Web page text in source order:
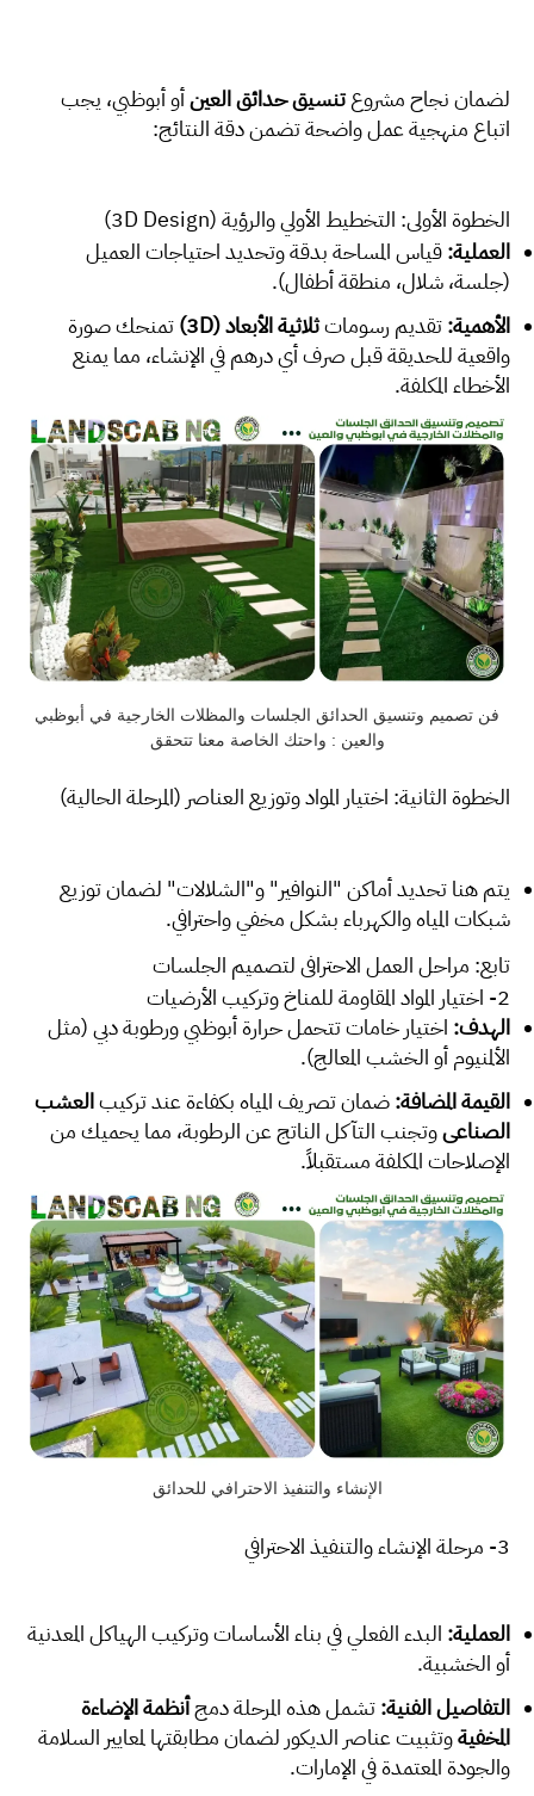
لضمان نجاح مشروعتنسيق حدائق العينأو أبوظبي، يجب
اتباع منهجية عمل واضحة تضمن دقة النتائج:
الخطوة الأولى: التخطيط الأولي والرؤية (3D Design)
العملية:قياس المساحة بدقة وتحديد احتياجات العميل
(جلسة، شلال، منطقة أطفال).
الأهمية:تقديم رسوماتثلاثية الأبعاد (3D)
تمنحك صورة
واقعية للحديقة قبل صرف أي درهم في الإنشاء، مما يمنع
الأخطاء المكلفة.
فن تصميم وتنسيق الحدائق الجلسات والمظلات الخارجية في أبوظبي
والعين : واحتك الخاصة معنا تتحقق
الخطوة الثانية: اختيار المواد وتوزيع العناصر (المرحلة الحالية)
يتم هنا تحديد أماكن "النوافير" و"الشلالات" لضمان توزيع
شبكات المياه والكهرباء بشكل مخفي واحترافي.
تابع: مراحل العمل الاحترافي لتصميم الجلسات
2- اختيار المواد المقاومة للمناخ وتركيب الأرضيات
الهدف: اختيار خامات تتحمل حرارة أبوظبي ورطوبة دبي (مثل
الألمنيوم أو الخشب المعالج).
القيمة المضافة:ضمان تصريف المياه بكفاءة عند تركيبالعشب
الصناعيوتجنب التآكل الناتج عن الرطوبة، مما يحميك من
الإصلاحات المكلفة مستقبلاً.
الإنشاء والتنفيذ الاحترافي للحدائق
3- مرحلة الإنشاء والتنفيذ الاحترافي
العملية: البدء الفعلي في بناء الأساسات وتركيب الهياكل المعدنية
أو الخشبية.
التفاصيل الفنية:تشمل هذه المرحلة دمجأنظمة الإضاءة
المخفيةوتثبيت عناصر الديكور لضمان مطابقتها لمعايير السلامة
والجودة المعتمدة في الإمارات.